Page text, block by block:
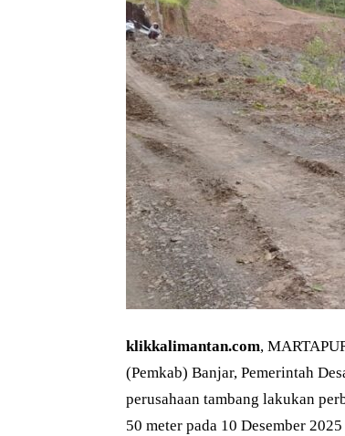
klikkalimantan.com,
(Pemkab) Banjar, Pemerintah
perusahaan tambang lakukan
50 meter pada 10 Desember